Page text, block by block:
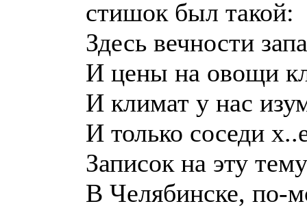
стишок был такой:
Здесь вечности
И цены на овощи
И климат у нас
И только соседи
Записок на эту
В Челябинске, по-